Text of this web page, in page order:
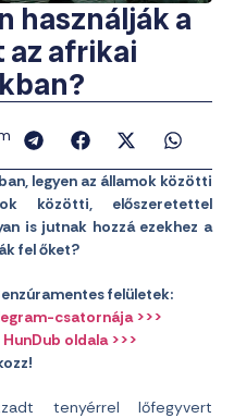
használják a
afrikai
legyen az államok közötti
közötti, előszeretettel
is jutnak hozzá ezekhez a
fel őket?
felületek:
csatornája >>>
oldala >>>
tenyérrel lőfegyvert